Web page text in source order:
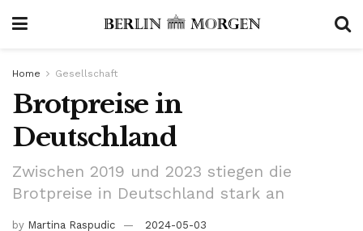
Home Gesellschaft
Brotpreise in
Deutschland
Zwischen 2019 und 2023 stiegen die
Brotpreise in Deutschland stark an
by Martina Raspudic 2024-05-03